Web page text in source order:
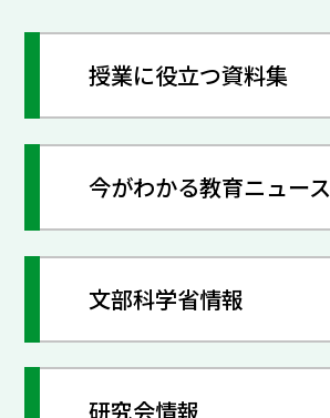
授業に役立つ資料集
今がわかる教育ニュース
文部科学省情報
研究会情報